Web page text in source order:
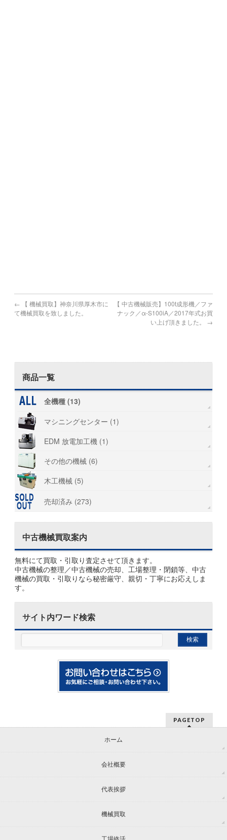
← 【 機械買取】神奈川県厚木市に
て機械買取を致しました。
【 中古機械販売】100t成形機／ファ
ナック／α-S100iA／2017年式お買
い上げ頂きました。 →
商品一覧
全機種 (13)
マシニングセンター (1)
EDM 放電加工機 (1)
その他の機械 (6)
木工機械 (5)
売却済み (273)
中古機械買取案内
無料にて買取・引取り査定させて頂きます。
中古機械の整理／中古機械の売却、工場整理・閉鎖等、中古
機械の買取・引取りなら秘密厳守、親切・丁寧にお応えしま
す。
サイト内ワード検索
PAGETOP
ホーム
会社概要
代表挨拶
機械買取